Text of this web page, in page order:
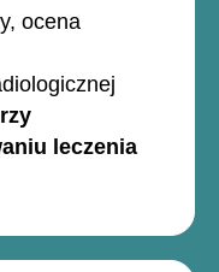
ocena
leczenia